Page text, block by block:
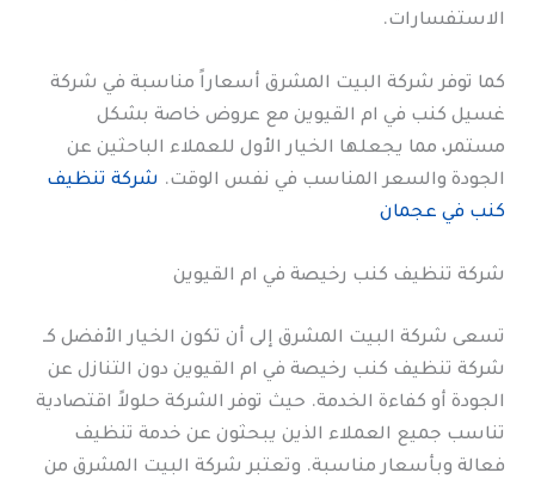
الاستفسارات.
كما توفر شركة البيت المشرق أسعاراً مناسبة في شركة
غسيل كنب في ام القيوين مع عروض خاصة بشكل
مستمر، مما يجعلها الخيار الأول للعملاء الباحثين عن
الجودة والسعر المناسب في نفس الوقت. شركة تنظيف
كنب في عجمان
شركة تنظيف كنب رخيصة في ام القيوين
تسعى شركة البيت المشرق إلى أن تكون الخيار الأفضل كـ
شركة تنظيف كنب رخيصة في ام القيوين دون التنازل عن
الجودة أو كفاءة الخدمة. حيث توفر الشركة حلولاً اقتصادية
تناسب جميع العملاء الذين يبحثون عن خدمة تنظيف
فعالة وبأسعار مناسبة. وتعتبر شركة البيت المشرق من